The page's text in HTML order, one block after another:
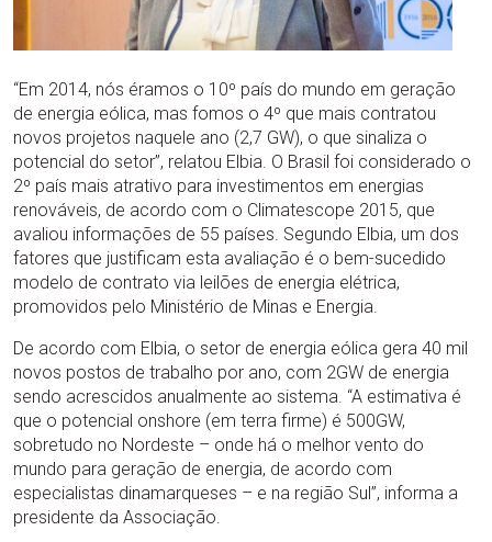
“Em 2014, nós éramos o 10º país do mundo em geração
de energia eólica, mas fomos o 4º que mais contratou
novos projetos naquele ano (2,7 GW), o que sinaliza o
potencial do setor”, relatou Elbia. O Brasil foi considerado o
2º país mais atrativo para investimentos em energias
renováveis, de acordo com o Climatescope 2015, que
avaliou informações de 55 países. Segundo Elbia, um dos
fatores que justificam esta avaliação é o bem-sucedido
modelo de contrato via leilões de energia elétrica,
promovidos pelo Ministério de Minas e Energia.
De acordo com Elbia, o setor de energia eólica gera 40 mil
novos postos de trabalho por ano, com 2GW de energia
sendo acrescidos anualmente ao sistema. “A estimativa é
que o potencial onshore (em terra firme) é 500GW,
sobretudo no Nordeste – onde há o melhor vento do
mundo para geração de energia, de acordo com
especialistas dinamarqueses – e na região Sul”, informa a
presidente da Associação.